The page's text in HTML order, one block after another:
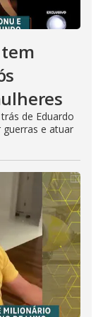
de Eduardo
e atuar